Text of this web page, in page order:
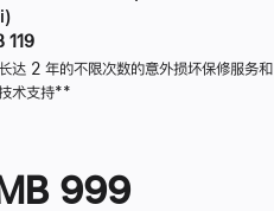
119
达 2 年的不限次数的意外损坏保修服务和
术支持脚
**
999